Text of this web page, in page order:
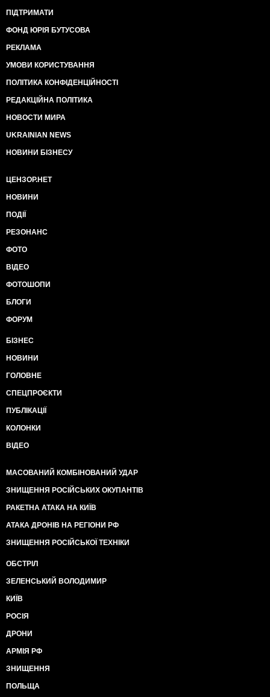
ПІДТРИМАТИ
ФОНД ЮРІЯ БУТУСОВА
РЕКЛАМА
УМОВИ КОРИСТУВАННЯ
ПОЛІТИКА КОНФІДЕНЦІЙНОСТІ
РЕДАКЦІЙНА ПОЛІТИКА
НОВОСТИ МИРА
UKRAINIAN NEWS
НОВИНИ БІЗНЕСУ
ЦЕНЗОР.НЕТ
НОВИНИ
ПОДІЇ
РЕЗОНАНС
ФОТО
ВІДЕО
ФОТОШОПИ
БЛОГИ
ФОРУМ
БІЗНЕС
НОВИНИ
ГОЛОВНЕ
СПЕЦПРОЄКТИ
ПУБЛІКАЦІЇ
КОЛОНКИ
ВІДЕО
МАСОВАНИЙ КОМБІНОВАНИЙ УДАР
ЗНИЩЕННЯ РОСІЙСЬКИХ ОКУПАНТІВ
РАКЕТНА АТАКА НА КИЇВ
АТАКА ДРОНІВ НА РЕГІОНИ РФ
ЗНИЩЕННЯ РОСІЙСЬКОЇ ТЕХНІКИ
ОБСТРІЛ
ЗЕЛЕНСЬКИЙ ВОЛОДИМИР
КИЇВ
РОСІЯ
ДРОНИ
АРМІЯ РФ
ЗНИЩЕННЯ
ПОЛЬЩА